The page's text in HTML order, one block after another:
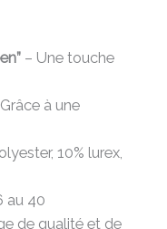
– Une touche
à une
10% lurex,
au 40
de qualité et de